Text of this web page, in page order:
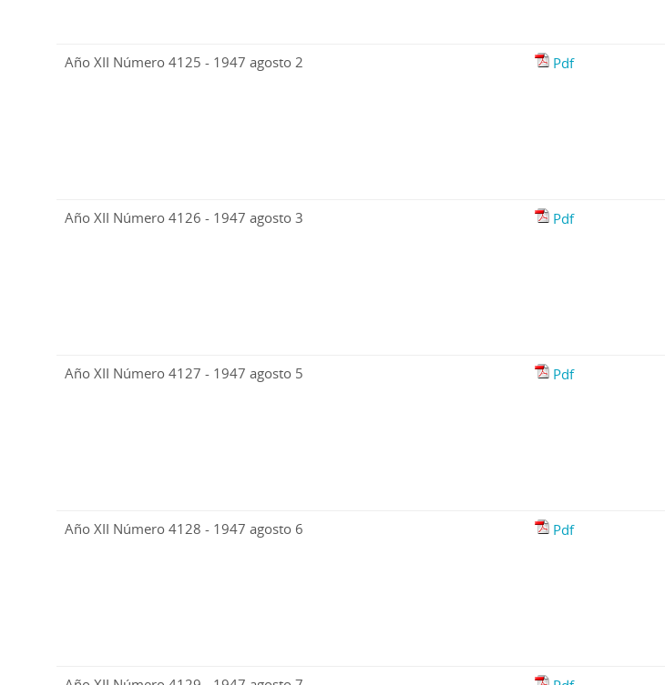
Año XII Número 4125 - 1947 agosto 2 Pdf
Año XII Número 4126 - 1947 agosto 3 Pdf
Año XII Número 4127 - 1947 agosto 5 Pdf
Año XII Número 4128 - 1947 agosto 6 Pdf